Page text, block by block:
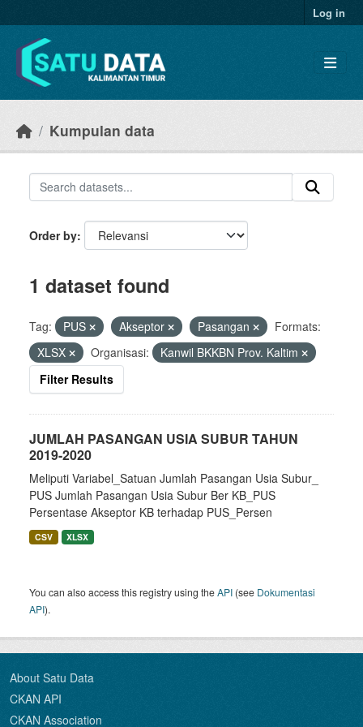
Log in
Kumpulan data
Order by
1 dataset found
Tag: PUS Akseptor Pasangan
Formats:
XLSX
Organisasi:
Kanwil BKKBN Prov. Kaltim
Filter Results
JUMLAH PASANGAN USIA SUBUR TAHUN
2019-2020
Meliputi Variabel_Satuan Jumlah Pasangan Usia Subur_
PUS Jumlah Pasangan Usia Subur Ber KB_PUS
Persentase Akseptor KB terhadap PUS_Persen
CSV XLSX
You can also access this registry using theAPI (see Dokumentasi
API).
About Satu Data
CKAN API
CKAN Association